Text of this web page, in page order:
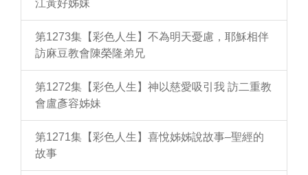
江黃好姊妹
第1273集【彩色人生】不為明天憂慮，耶穌相伴
訪麻豆教會陳榮隆弟兄
第1272集【彩色人生】神以慈愛吸引我 訪二重教
會盧彥容姊妹
第1271集【彩色人生】喜悅姊姊說故事–聖經的
故事